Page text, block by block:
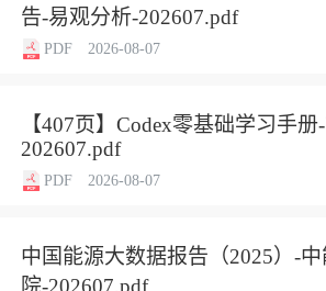
告-易观分析-202607.pdf
PDF 2026-08-07
【407页】Codex零基础学习手
202607.pdf
PDF 2026-08-07
中国能源大数据报告（2025）-
院-202607.pdf